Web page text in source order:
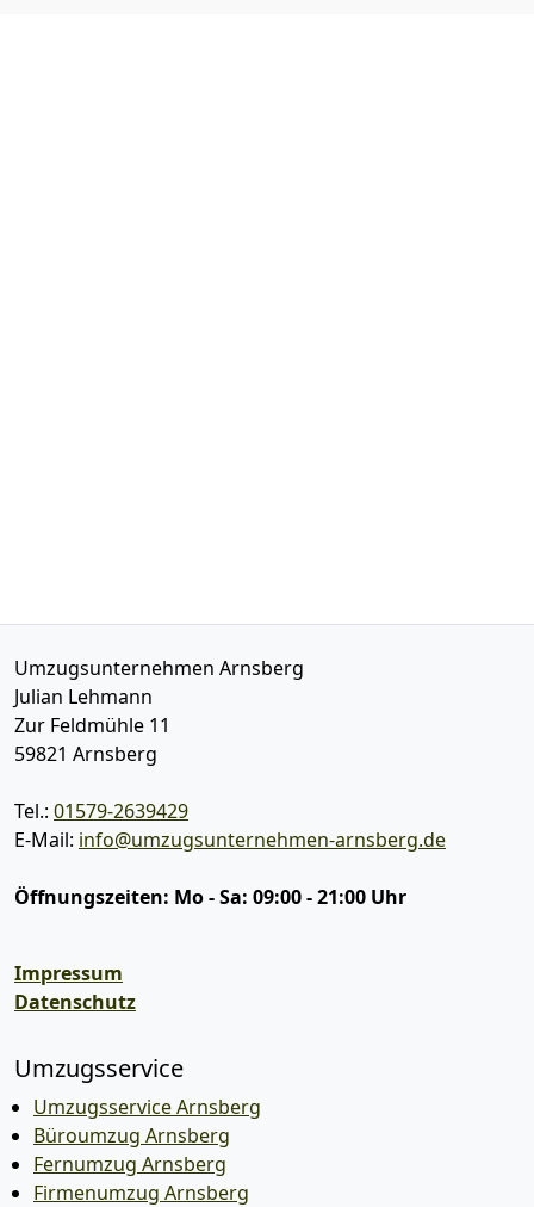
Umzugsunternehmen Arnsberg
Julian Lehmann
Zur Feldmühle 11
59821 Arnsberg
Tel.: 01579-2639429
E-Mail: info@umzugsunternehmen-arnsberg.de
Öffnungszeiten: Mo - Sa: 09:00 - 21:00 Uhr
Impressum
Datenschutz
Umzugsservice
Umzugsservice Arnsberg
Büroumzug Arnsberg
Fernumzug Arnsberg
Firmenumzug Arnsberg